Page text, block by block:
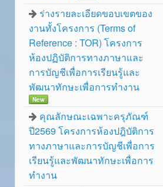
ร่างรายละเอียดขอบเขตของ
งานทั้งโครงการ (Terms of
Reference : TOR) โครงการ
ห้องปฏิบัติการทางภาษาและ
การบัญชีเพื่อการเรียนรู้และ
พัฒนาทักษะเพื่อการทำงาน
New
คุณลักษณะเฉพาะครุภัณฑ์
ปี2569 โครงการห้องปฎิบัติการ
ทางภาษาและการบัญชีเพื่อการ
เรียนรู้และพัฒนาทักษะเพื่อการ
ทำงาน